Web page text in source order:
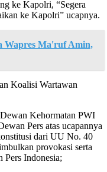
ke Kapolri, “Segera
ke Kapolri” ucapnya.
Wapres Ma'ruf Amin,
Koalisi Wartawan
Kehormatan PWI
Pers atas ucapannya
dari UU No. 40
provokasi serta
Pers Indonesia;